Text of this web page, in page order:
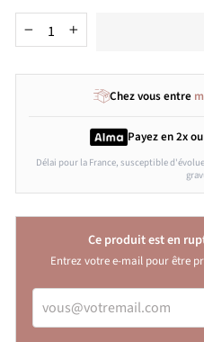
+
Chez vous entre
Payez en 2x
Délai pour la France, susceptible
Ce produit est en
Entrez votre e-mail pour être
VOUS@VOTREMAIL.COM